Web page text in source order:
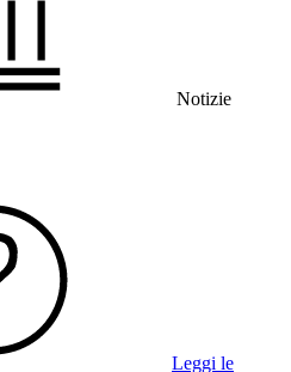
Notizie
Leggi le